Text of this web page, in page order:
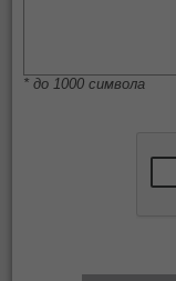
* до 1000 символа